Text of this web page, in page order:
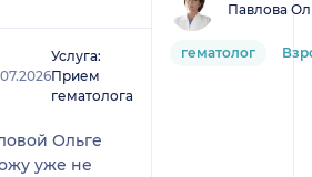
Услуга:
Прием
гематолога
Ольге
уже не
Павлова
гематолог